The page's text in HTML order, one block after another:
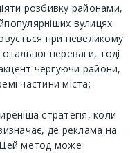
розбивку районами,
вулицях.
при невеликому
переваги, тоді
чергуючи райони,
частини міста;
стратегія, коли
де реклама на
Цей метод може